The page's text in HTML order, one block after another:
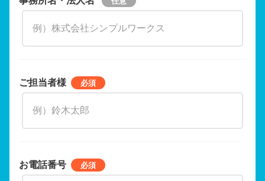
ご担当者様
お電話番号